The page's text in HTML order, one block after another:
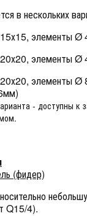
в нескольких
элементы Ø
элементы Ø
элементы Ø
- доступны к
(фидер)
Q15/4).